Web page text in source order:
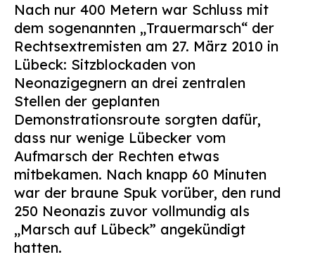
Über Uns
Infos & Broschüren
Archiv
Kontakt
Suchen
nach:
Nach nur 400 Metern war Schluss mit
dem sogenannten „Trauermarsch“ der
Rechtsextremisten am 27. März 2010 in
Lübeck: Sitzblockaden von
Neonazigegnern an drei zentralen
Stellen der geplanten
Demonstrationsroute sorgten dafür,
dass nur wenige Lübecker vom
Aufmarsch der Rechten etwas
mitbekamen. Nach knapp 60 Minuten
war der braune Spuk vorüber, den rund
250 Neonazis zuvor vollmundig als
„Marsch auf Lübeck” angekündigt
hatten.